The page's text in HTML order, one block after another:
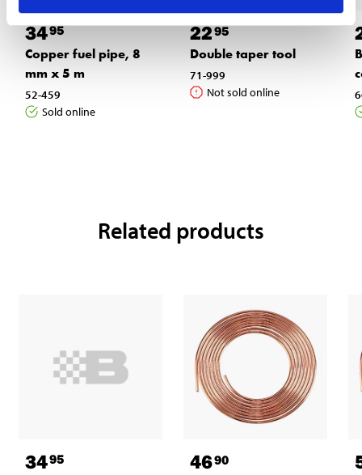
3495
Copper fuel pipe, 8
mm x 5 m
52-459
Sold online
2295
Double taper tool
71-999
Not sold online
Related products
3495 4690